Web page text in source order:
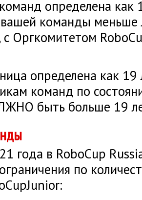
определена как
команды меньше
с Оргкомитетом
определена как
команд по
быть больше 19
года в RoboCup
по